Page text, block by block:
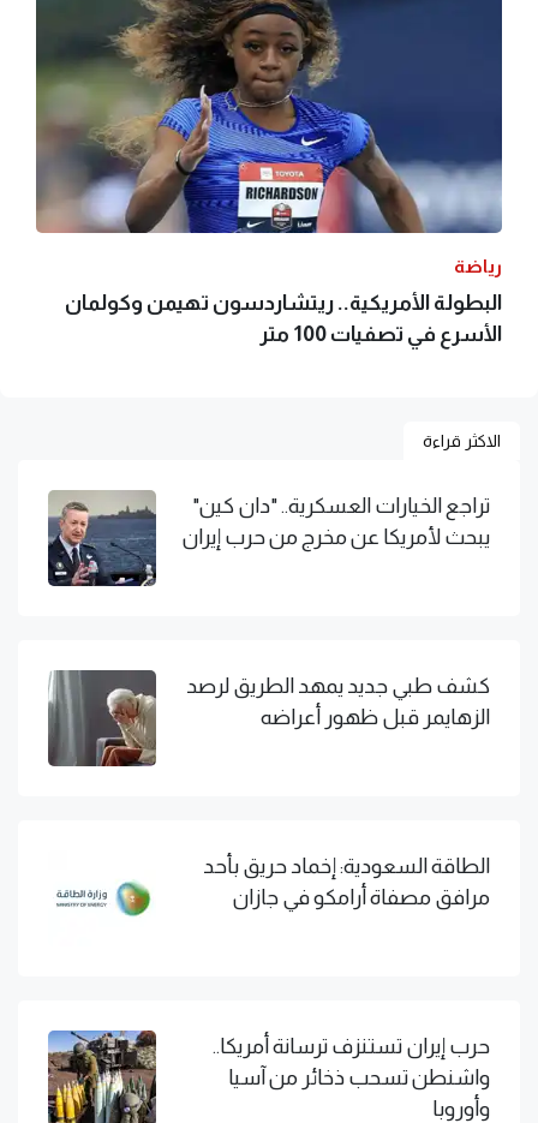
رياضة
البطولة الأمريكية.. ريتشاردسون تهيمن وكولمان
الأسرع في تصفيات 100 متر
الاكثر قراءة
تراجع الخيارات العسكرية.. "دان كين"
يبحث لأمريكا عن مخرج من حرب إيران
كشف طبي جديد يمهد الطريق لرصد
الزهايمر قبل ظهور أعراضه
الطاقة السعودية: إخماد حريق بأحد
مرافق مصفاة أرامكو في جازان
حرب إيران تستنزف ترسانة أمريكا..
واشنطن تسحب ذخائر من آسيا
وأوروبا